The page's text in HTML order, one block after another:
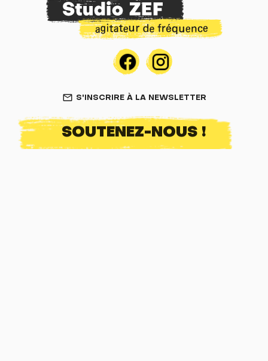
mail_outline S'INSCRIRE À LA NEWSLETTER
SOUTENEZ-NOUS !